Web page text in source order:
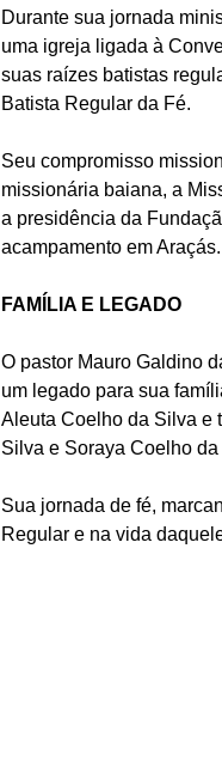
Durante sua jornada
uma igreja ligada à
suas raízes batistas
Batista Regular da Fé.
Seu compromisso
missionária baiana, a
a presidência da
acampamento em Araçás.
FAMÍLIA E LEGADO
O pastor Mauro Galdino
um legado para sua
Aleuta Coelho da Silva e
Silva e Soraya Coelho da
Sua jornada de fé,
Regular e na vida